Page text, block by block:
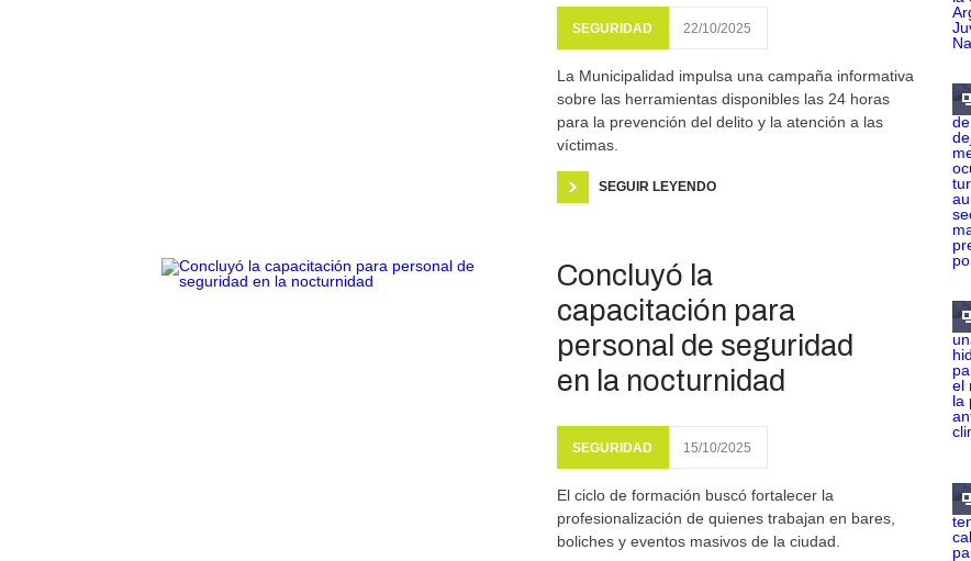
SEGURIDAD 22/10/2025
La Municipalidad impulsa una campaña informativa
sobre las herramientas disponibles las 24 horas
para la prevención del delito y la atención a las
víctimas.
SEGUIR LEYENDO
Concluyó la
capacitación para
personal de seguridad
en la nocturnidad
SEGURIDAD 15/10/2025
El ciclo de formación buscó fortalecer la
profesionalización de quienes trabajan en bares,
boliches y eventos masivos de la ciudad.